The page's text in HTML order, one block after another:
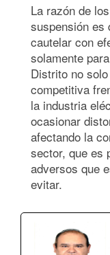
La razón de
suspensión es
cautelar con
solamente
Distrito no
competitiva
la industria
ocasionar
afectando la
sector, que es
adversos que
evitar.